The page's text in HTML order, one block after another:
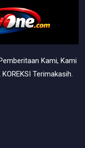
Kami, Kami
Terimakasih.